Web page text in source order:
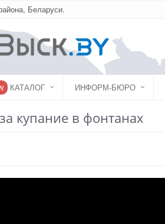
Беларуси.
КАТАЛОГ ИНФОРМ-БЮРО
купание в фонтанах